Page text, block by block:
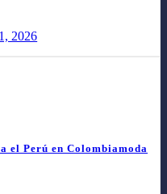
2026
el Perú en Colombiamoda